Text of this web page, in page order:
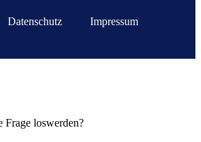
Datenschutz Impressum
Frage loswerden?